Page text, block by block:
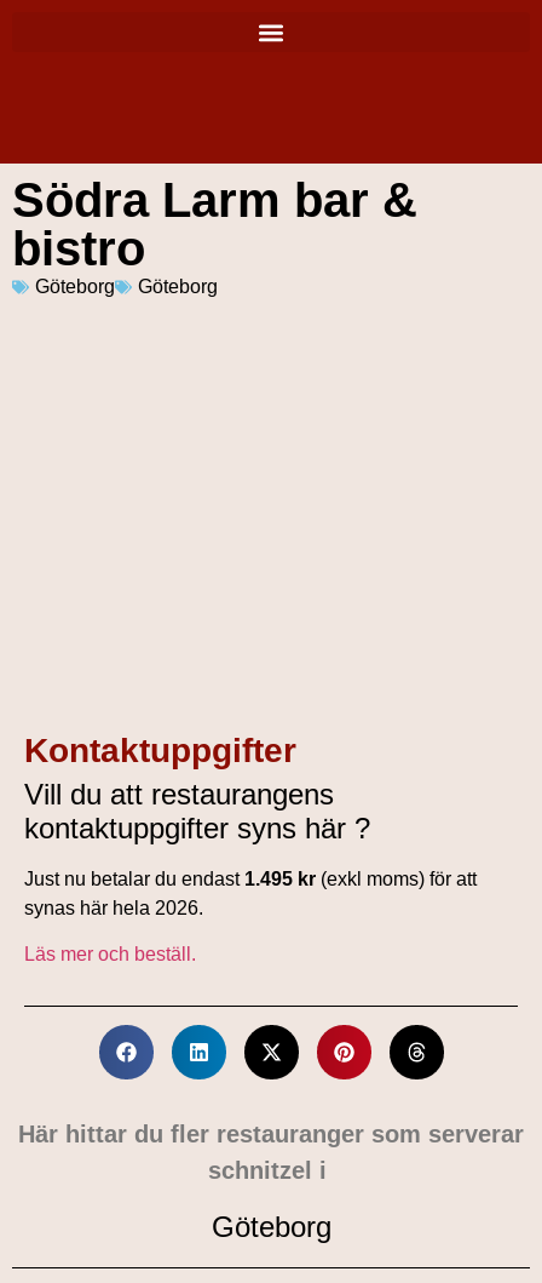
Södra Larm bar &
bistro
Göteborg Göteborg
Kontaktuppgifter
Vill du att restaurangens
kontaktuppgifter syns här ?
Just nu betalar du endast 1.495 kr (exkl moms) för att
synas här hela 2026.
Läs mer och beställ.
Här hittar du fler restauranger som serverar
schnitzel i
Göteborg